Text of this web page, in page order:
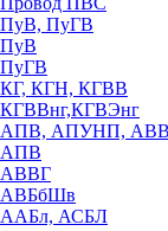
ПуВ, ПуГВ
ПуВ
ПуГВ
КГ, КГН, КГВВ
КГВВнг,КГВЭнг
АПВ, АПУНП,
АПВ
АВВГ
АВБбШв
ААБл, АСБЛ